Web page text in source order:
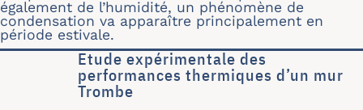
également de l’humidité, un phénomène de
condensation va apparaître principalement en
période estivale.
Etude expérimentale des
performances thermiques d’un mur
Trombe